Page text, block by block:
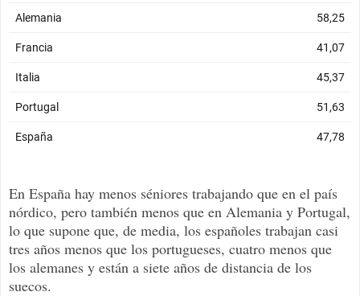
En España hay menos séniores trabajando que en el país
nórdico, pero también menos que en Alemania y Portugal,
lo que supone que, de media, los españoles trabajan casi
tres años menos que los portugueses, cuatro menos que
los alemanes y están a siete años de distancia de los
suecos.